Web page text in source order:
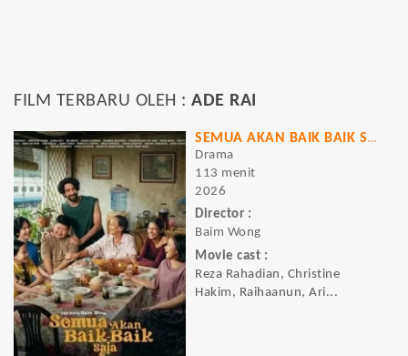
FILM TERBARU OLEH : ADE RAI
SEMUA AKAN BAIK BAIK SAJA
Drama
113 menit
2026
Director :
Baim Wong
Movie cast :
Reza Rahadian, Christine
Hakim, Raihaanun, Ari...